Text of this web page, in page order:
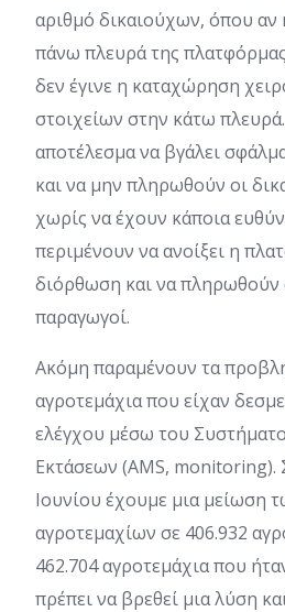
αριθμό δικαιούχων, όπου αν
πάνω πλευρά της
δεν έγινε η καταχώρηση
στοιχείων στην κάτω
αποτέλεσμα να βγάλει
και να μην πληρωθούν οι
χωρίς να έχουν κάποια
περιμένουν να ανοίξει η
διόρθωση και να πληρωθούν
παραγωγοί.
Ακόμη παραμένουν τα
αγροτεμάχια που είχαν
ελέγχου μέσω του
Εκτάσεων (AMS,
Ιουνίου έχουμε μια μείωση
αγροτεμαχίων σε 406.932
462.704 αγροτεμάχια που
πρέπει να βρεθεί μια λύση